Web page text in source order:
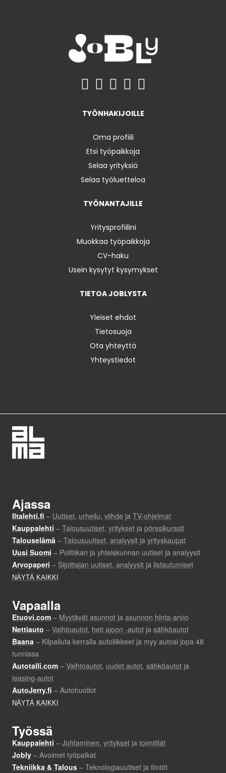
TYÖNHAKIJOILLE
Oma profiili
Etsi työpaikkoja
Selaa yrityksiä
Selaa työluetteloa
TYÖNANTAJILLE
Yritysprofiilini
Muokkaa työpaikkoja
CV-haku
Usein kysytyt kysymykset
TIETOA JOBLYSTA
Yleiset ehdot
Tietosuoja
Ota yhteyttä
Yhteystiedot